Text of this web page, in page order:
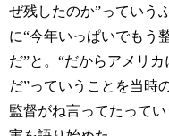
ぜ残したのか”っていう
に“今年いっぱいでもう
だ”と。“だからアメリ
だ”っていうことを当時
監督がね言ってたって